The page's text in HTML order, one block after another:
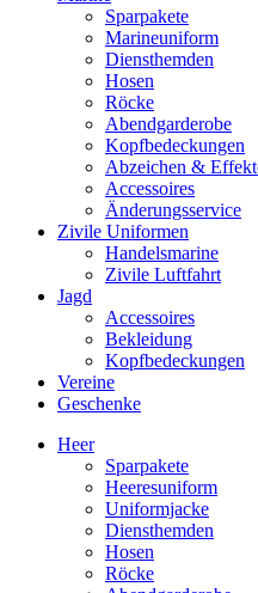
Sparpakete
Marineuniform
Diensthemden
Hosen
Röcke
Abendgarderobe
Kopfbedeckungen
Abzeichen &
Accessoires
Änderungsservice
Zivile Uniformen
Handelsmarine
Zivile Luftfahrt
Jagd
Accessoires
Bekleidung
Kopfbedeckungen
Vereine
Geschenke
Heer
Sparpakete
Heeresuniform
Uniformjacke
Diensthemden
Hosen
Röcke